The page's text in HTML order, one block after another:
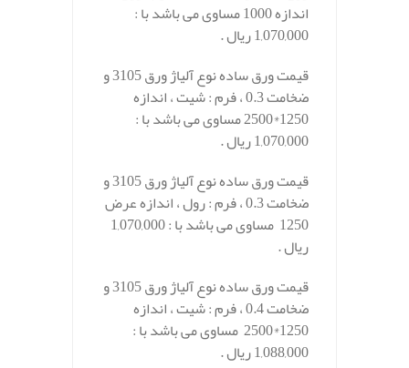
اندازه 1000 مساوی می باشد با :
1,070,000 ریال .
قیمت ورق ساده نوع آلیاژ ورق 3105 و
ضخامت 0.3 ، فرم : شیت ، اندازه
1250*2500 مساوی می باشد با :
1,070,000 ریال .
قیمت ورق ساده نوع آلیاژ ورق 3105 و
ضخامت 0.3 ، فرم : رول ، اندازه عرض
1250 مساوی می باشد با : 1,070,000
ریال .
قیمت ورق ساده نوع آلیاژ ورق 3105 و
ضخامت 0.4 ، فرم : شیت ، اندازه
1250*2500 مساوی می باشد با :
1,088,000 ریال .